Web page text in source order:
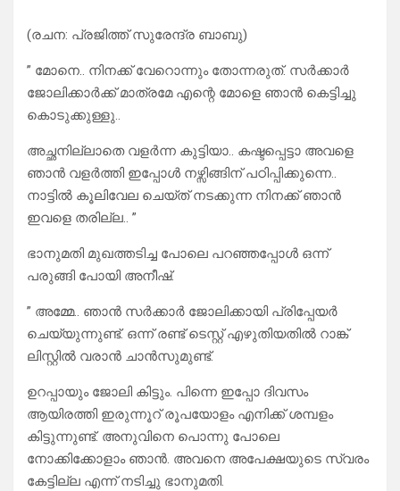
(രചന: പ്രജിത്ത് സുരേന്ദ്ര ബാബു)
” മോനെ.. നിനക്ക്‌ വേറൊന്നും തോന്നരുത്. സർക്കാർ
ജോലിക്കാർക്ക് മാത്രമേ എന്റെ മോളെ ഞാൻ കെട്ടിച്ചു
കൊടുക്കുള്ളു..
അച്ഛനില്ലാതെ വളർന്ന കുട്ടിയാ.. കഷ്ടപ്പെട്ടാ അവളെ
ഞാൻ വളർത്തി ഇപ്പോൾ നഴ്സിങ്ങിന് പഠിപ്പിക്കുന്നെ..
നാട്ടിൽ കൂലിവേല ചെയ്ത് നടക്കുന്ന നിനക്ക്‌ ഞാൻ
ഇവളെ തരില്ല.. ”
ഭാനുമതി മുഖത്തടിച്ച പോലെ പറഞ്ഞപ്പോൾ ഒന്ന്
പരുങ്ങി പോയി അനീഷ്.
” അമ്മേ.. ഞാൻ സർക്കാർ ജോലിക്കായി പ്രിപ്പേയർ
ചെയ്യുന്നുണ്ട്. ഒന്ന് രണ്ട് ടെസ്റ്റ്‌ എഴുതിയതിൽ റാങ്ക്
ലിസ്റ്റിൽ വരാൻ ചാൻസുമുണ്ട്.
ഉറപ്പായും ജോലി കിട്ടും. പിന്നെ ഇപ്പോ ദിവസം
ആയിരത്തി ഇരുന്നൂറ്‌ രൂപയോളം എനിക്ക് ശമ്പളം
കിട്ടുന്നുണ്ട്. അനുവിനെ പൊന്നു പോലെ
നോക്കിക്കോളാം ഞാൻ. അവനെ അപേക്ഷയുടെ സ്വരം
കേട്ടില്ല എന്ന് നടിച്ചു ഭാനുമതി.